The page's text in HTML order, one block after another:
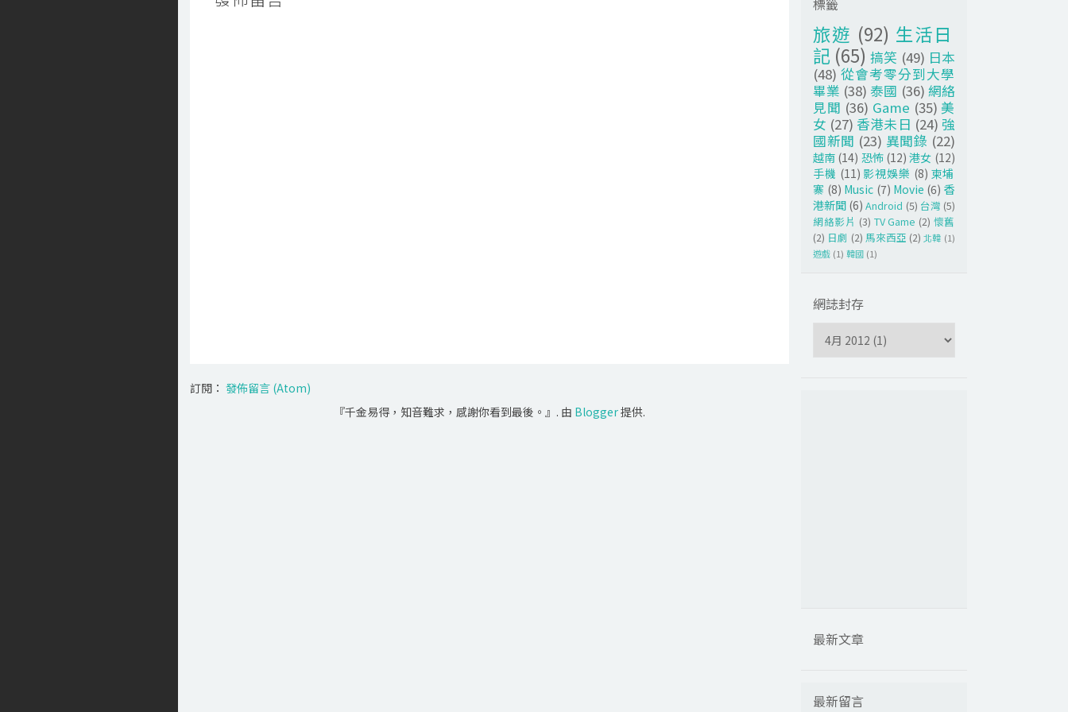
訂閱： 發佈留言 (Atom)
『千金易得，知音難求，感謝你看到最後。』. 由 Blogger提供.
旅遊 (92) 生活日
記 (65) 搞笑 (49) 日本
(48) 從會考零分到大學
畢業 (38) 泰國 (36) 網絡
見聞 (36) Game (35) 美
女 (27) 香港未日 (24) 強
國新聞 (23) 異聞錄 (22)
越南 (14) 恐怖 (12) 港女 (12)
手機 (11) 影視娛樂 (8) 柬埔
寨 (8) Music (7) Movie (6) 香
港新聞 (6) Android (5) 台灣 (5)
網絡影片 (3) TV Game (2) 懷舊
(2) 日劇 (2) 馬來西亞 (2) 北韓 (1)
遊戲 (1) 韓國 (1)
網誌封存
最新文章
最新留言